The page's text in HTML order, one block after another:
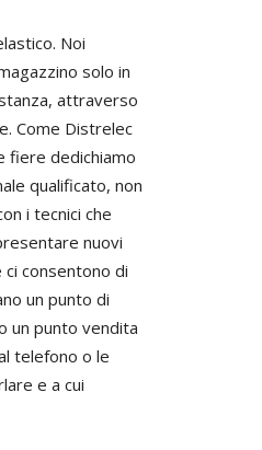
Noi
solo in
attraverso
Come Distrelec
fiere dedichiamo
qualificato, non
i tecnici che
nuovi
consentono di
un punto di
un punto vendita
telefono o le
e a cui